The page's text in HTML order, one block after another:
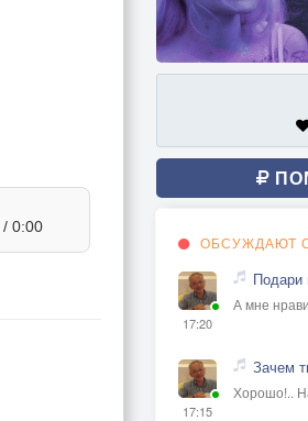
/ 0:00
ОБСУЖДАЮТ
17:20
Подари
А мне
17:15
Зачем
Хорошо!..